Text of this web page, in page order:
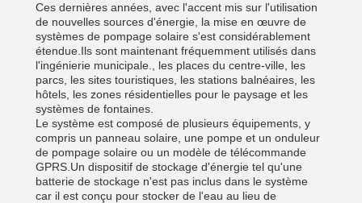
Ces dernières années, avec l'accent mis sur l'utilisation
de nouvelles sources d'énergie, la mise en œuvre de
systèmes de pompage solaire s'est considérablement
étendue.Ils sont maintenant fréquemment utilisés dans
l'ingénierie municipale., les places du centre-ville, les
parcs, les sites touristiques, les stations balnéaires, les
hôtels, les zones résidentielles pour le paysage et les
systèmes de fontaines.
Le système est composé de plusieurs équipements, y
compris un panneau solaire, une pompe et un onduleur
de pompage solaire ou un modèle de télécommande
GPRS.Un dispositif de stockage d'énergie tel qu'une
batterie de stockage n'est pas inclus dans le système
car il est conçu pour stocker de l'eau au lieu de